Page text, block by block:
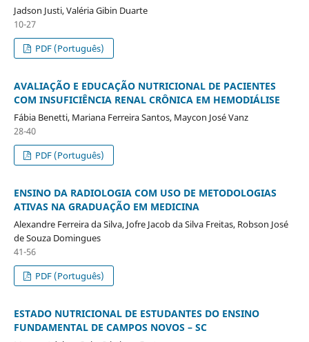
Jadson Justi, Valéria Gibin Duarte
10-27
PDF (Português)
AVALIAÇÃO E EDUCAÇÃO NUTRICIONAL DE PACIENTES
COM INSUFICIÊNCIA RENAL CRÔNICA EM HEMODIÁLISE
Fábia Benetti, Mariana Ferreira Santos, Maycon José Vanz
28-40
PDF (Português)
ENSINO DA RADIOLOGIA COM USO DE METODOLOGIAS
ATIVAS NA GRADUAÇÃO EM MEDICINA
Alexandre Ferreira da Silva, Jofre Jacob da Silva Freitas, Robson José
de Souza Domingues
41-56
PDF (Português)
ESTADO NUTRICIONAL DE ESTUDANTES DO ENSINO
FUNDAMENTAL DE CAMPOS NOVOS – SC